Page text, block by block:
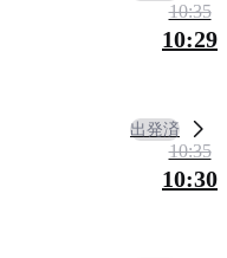
10:35
10:29
出発済
10:35
10:30